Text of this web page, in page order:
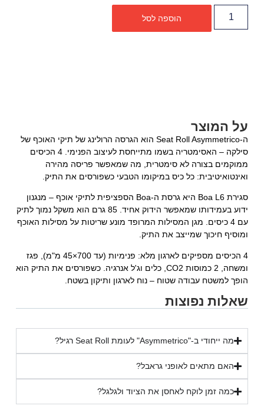
הוספה לסל
על המוצר
ה-Seat Roll Asymmetrico הוא הגרסה הרולינג של תיקי האוכף של
סילקה – האסימטריה בשמו מתייחסת לעיצוב הפנימי. 4 הכיסים
ממוקמים בצורה לא סימטרית, מה שמאפשר פריסה מהירה
ואינטואיטיבית: כל כיס במיקומו הטבעי כשפורסים את התיק.
סגירת Boa L6 היא גרסת ה-Boa הספציפית לתיקי אוכף – מנגנון
ידוע בעמידותו שמאפשר הידוק אחיד. 85 גרם הוא משקל נמוך לתיק
עם 4 כיסים. מגן המסילות המרופד מונע שריטות על מסילות האוכף
ומוסיף חיכוך שמייצב את התיק.
4 הכיסים מספיקים לארגון מלא: פנימיות (עד 700×45 מ"מ), פגז
ומשחה, 2 כמוסות CO2, כלים וג'ל אנרגיה. כשפורסים את התיק הוא
הופך למשטח עבודה שטוח – נוח לארגון ותיקון בשטח.
שאלות נפוצות
מה ייחודי ב-"Asymmetrico" לעומת Seat Roll רגיל?
האם מתאים לאופני גראבל?
כמה זמן לוקח לאחסן את הציוד ולגלגל?